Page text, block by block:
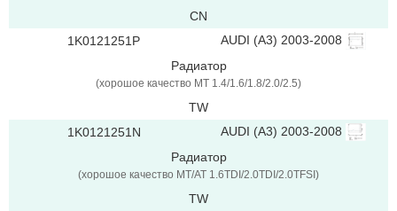
CN
1K0121251P
AUDI (A3) 2003-2008
Радиатор
(хорошое качество MT 1.4/1.6/1.8/2.0/2.5)
TW
1K0121251N
AUDI (A3) 2003-2008
Радиатор
(хорошое качество MT/AT 1.6TDI/2.0TDI/2.0TFSI)
TW